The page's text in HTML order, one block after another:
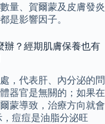
量、賀爾蒙及皮膚發炎
是影響因子。
辦？經期肌膚保養也有
，代表肝、內分泌的問
器官是無關的；如果在
蒙導致，治療方向就會
痘痘是油脂分泌旺